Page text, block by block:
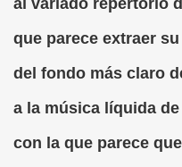
al variado repertorio
que parece extraer
del fondo más claro
a la música líquida
con la que parece
Paz)
Figueroa)
(Puri Águila)
las Oposiciones
(Luis Eduardo